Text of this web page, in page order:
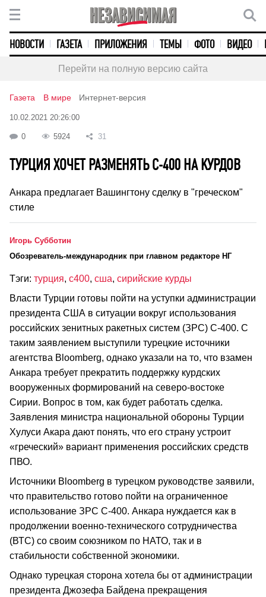
НОВОСТИ ГАЗЕТА ПРИЛОЖЕНИЯ ТЕМЫ ФОТО ВИДЕО
Перейти на полную версию сайта
Газета В мире Интернет-версия
10.02.2021 20:26:00
0 5924 31
ТУРЦИЯ ХОЧЕТ РАЗМЕНЯТЬ С-400 НА КУРДОВ
Анкара предлагает Вашингтону сделку в "греческом"
стиле
Игорь Субботин
Обозреватель-международник при главном редакторе НГ
Тэги: турция, с400, сша, сирийские курды
Власти Турции готовы пойти на уступки администрации
президента США в ситуации вокруг использования
российских зенитных ракетных систем (ЗРС) С-400. С
таким заявлением выступили турецкие источники
агентства Bloomberg, однако указали на то, что взамен
Анкара требует прекратить поддержку курдских
вооруженных формирований на северо-востоке
Сирии. Вопрос в том, как будет работать сделка.
Заявления министра национальной обороны Турции
Хулуси Акара дают понять, что его страну устроит
«греческий» вариант применения российских средств
ПВО.
Источники Bloomberg в турецком руководстве заявили,
что правительство готово пойти на ограниченное
использование ЗРС С-400. Анкара нуждается как в
продолжении военно-технического сотрудничества
(ВТС) со своим союзником по НАТО, так и в
стабильности собственной экономики.
Однако турецкая сторона хотела бы от администрации
президента Джозефа Байдена прекращения